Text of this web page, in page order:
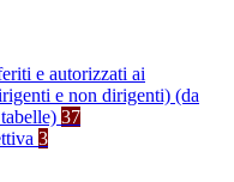
e autorizzati ai
e non dirigenti) (da
37
3